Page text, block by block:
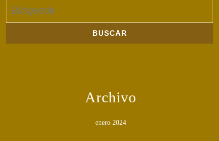
Archivo
enero 2024